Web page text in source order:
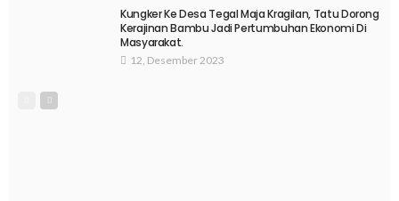
Kungker Ke Desa Tegal Maja Kragilan, Tatu Dorong
Kerajinan Bambu Jadi Pertumbuhan Ekonomi Di
Masyarakat.
12, Desember 2023